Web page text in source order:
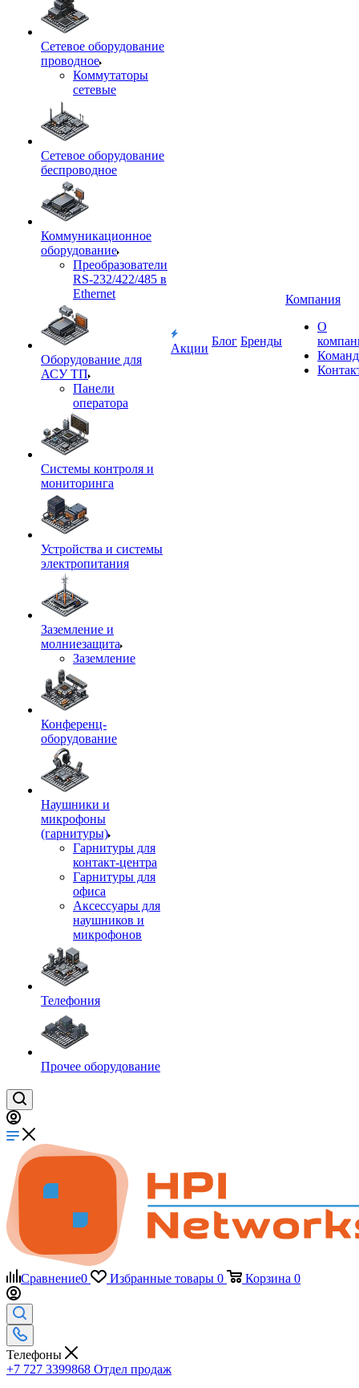
Сетевое оборудование
проводное
Коммутаторы
сетевые
Сетевое оборудование
беспроводное
Коммуникационное
оборудование
Преобразователи
RS-232/422/485 в
Ethernet
Оборудование для
АСУ ТП
Панели
оператора
Системы контроля и
мониторинга
Устройства и системы
электропитания
Заземление и
молниезащита
Заземление
Конференц-
оборудование
Наушники и
микрофоны
(гарнитуры)
Гарнитуры для
контакт-центра
Гарнитуры для
офиса
Аксессуары для
наушников и
микрофонов
Телефония
Прочее оборудование
Акции
Блог Бренды
Компания
О
Сравнение0 Избранные товары 0 Корзина 0
Телефоны
+7 727 3399868 Отдел продаж